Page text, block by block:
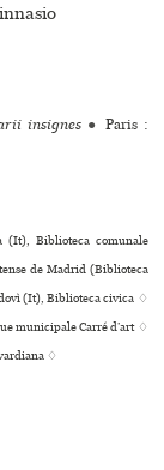
insignes ● Paris :
(It), Biblioteca comu­nale
de Madrid (Biblioteca
(It), Biblioteca civica ♢
muni­ci­pale Carré d’art ♢
♢